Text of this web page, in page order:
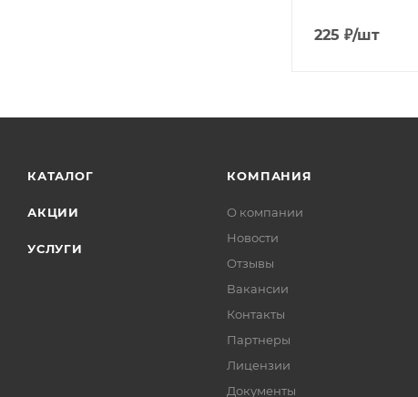
225 ₽/шт
КАТАЛОГ
АКЦИИ
УСЛУГИ
КОМПАНИЯ
О компании
Новости
Отзывы
Вакансии
Контакты
Партнеры
Лицензии
Документы